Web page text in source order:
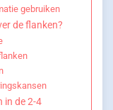
gebruiken
de flanken?
in de 2-4